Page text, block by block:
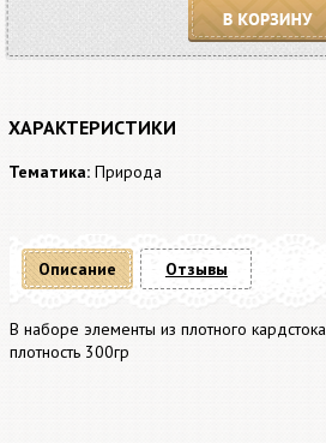
В корзину
ХАРАКТЕРИСТИКИ
Тематика: Природа
Описание
В наборе элементы из плотного
плотность 300гр
Отзывы